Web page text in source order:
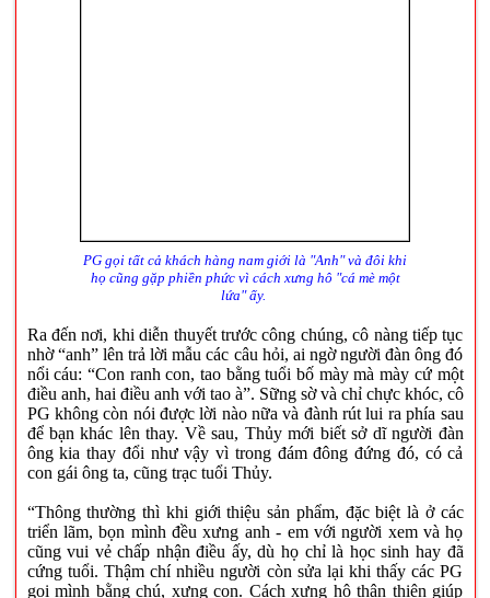
PG gọi tất cả khách hàng nam giới là "Anh" và đôi khi
họ cũng gặp phiền phức vì cách xưng hô "cá mè một
lứa" ấy.
Ra đến nơi, khi diễn thuyết trước công chúng, cô nàng tiếp tục
nhờ “anh” lên trả lời mẫu các câu hỏi, ai ngờ người đàn ông đó
nổi cáu: “Con ranh con, tao bằng tuổi bố mày mà mày cứ một
điều anh, hai điều anh với tao à”. Sững sờ và chỉ chực khóc, cô
PG không còn nói được lời nào nữa và đành rút lui ra phía sau
để bạn khác lên thay. Về sau, Thủy mới biết sở dĩ người đàn
ông kia thay đổi như vậy vì trong đám đông đứng đó, có cả
con gái ông ta, cũng trạc tuổi Thủy.
“Thông thường thì khi giới thiệu sản phẩm, đặc biệt là ở các
triển lãm, bọn mình đều xưng anh - em với người xem và họ
cũng vui vẻ chấp nhận điều ấy, dù họ chỉ là học sinh hay đã
cứng tuổi. Thậm chí nhiều người còn sửa lại khi thấy các PG
gọi mình bằng chú, xưng con. Cách xưng hô thân thiện giúp